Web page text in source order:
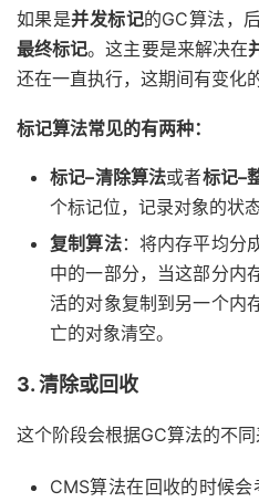
如果是并发标记的GC算法，
最终标记。这主要是来解决在
还在一直执行，这期间有变化
标记算法常见的有两种：
标记–清除算法或者标记–
个标记位，记录对象的状
复制算法：将内存平均分
中的一部分，当这部分内
活的对象复制到另一个内
亡的对象清空。
3. 清除或回收
这个阶段会根据GC算法的不同
CMS算法在回收的时候